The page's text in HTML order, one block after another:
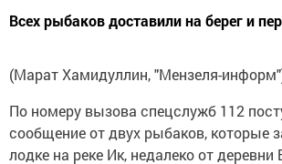
Всех рыбаков доставили на берег и
(Марат Хамидуллин, "Мензеля-
По номеру вызова спецслужб 112
сообщение от двух рыбаков, которые
лодке на реке Ик, недалеко от деревни